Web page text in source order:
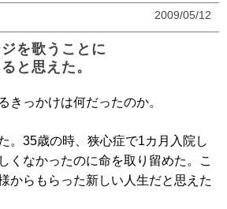
2009/05/12
を歌うことに
と思えた。
っかけは何だったのか。
。35歳の時、狭心症で1カ月入院し
くなかったのに命を取り留めた。こ
からもらった新しい人生だと思えた